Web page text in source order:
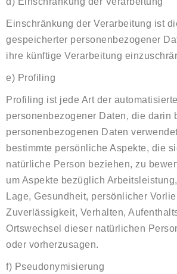
Einschränkung der Verarbeitung ist
gespeicherter personenbezogener
ihre künftige Verarbeitung
e) Profiling
Profiling ist jede Art der
personenbezogener Daten, die darin
personenbezogenen Daten
bestimmte persönliche Aspekte, die
natürliche Person beziehen, zu
um Aspekte bezüglich
Lage, Gesundheit, persönlicher
Zuverlässigkeit, Verhalten,
Ortswechsel dieser natürlichen
oder vorherzusagen.
f) Pseudonymisierung